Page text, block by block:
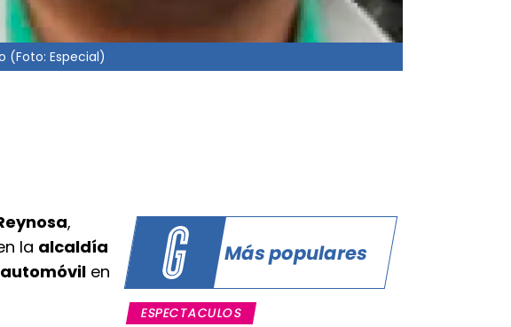
(Foto: Especial)
,
la alcaldía
automóvil en
Más populares
ESPECTACULOS